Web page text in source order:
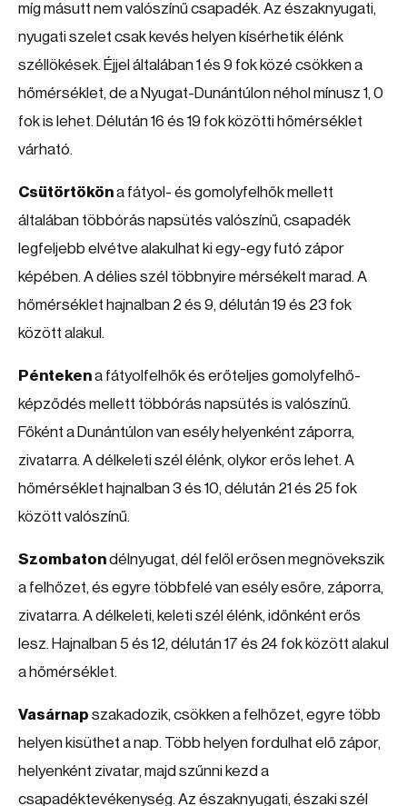
míg másutt nem valószínű csapadék. Az északnyugati,
nyugati szelet csak kevés helyen kísérhetik élénk
széllökések. Éjjel általában 1 és 9 fok közé csökken a
hőmérséklet, de a Nyugat-Dunántúlon néhol mínusz 1, 0
fok is lehet. Délután 16 és 19 fok közötti hőmérséklet
várható.
Csütörtököna fátyol- és gomolyfelhők mellett
általában többórás napsütés valószínű, csapadék
legfeljebb elvétve alakulhat ki egy-egy futó zápor
képében. A délies szél többnyire mérsékelt marad. A
hőmérséklet hajnalban 2 és 9, délután 19 és 23 fok
között alakul.
Péntekena fátyolfelhők és erőteljes gomolyfelhő-
képződés mellett többórás napsütés is valószínű.
Főként a Dunántúlon van esély helyenként záporra,
zivatarra. A délkeleti szél élénk, olykor erős lehet. A
hőmérséklet hajnalban 3 és 10, délután 21 és 25 fok
között valószínű.
Szombatondélnyugat, dél felől erősen megnövekszik
a felhőzet, és egyre többfelé van esély esőre, záporra,
zivatarra. A délkeleti, keleti szél élénk, időnként erős
lesz. Hajnalban 5 és 12, délután 17 és 24 fok között alakul
a hőmérséklet.
Vasárnap szakadozik, csökken a felhőzet, egyre több
helyen kisüthet a nap. Több helyen fordulhat elő zápor,
helyenként zivatar, majd szűnni kezd a
csapadéktevékenység. Az északnyugati, északi szél